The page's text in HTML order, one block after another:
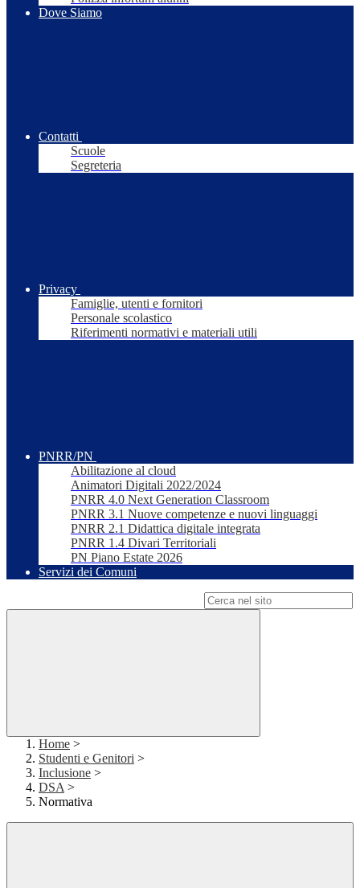
Dove Siamo
Contatti
Scuole
Segreteria
Privacy
Famiglie, utenti e fornitori
Personale scolastico
Riferimenti normativi e materiali utili
PNRR/PN
Abilitazione al cloud
Animatori Digitali 2022/2024
PNRR 4.0 Next Generation Classroom
PNRR 3.1 Nuove competenze e nuovi linguaggi
PNRR 2.1 Didattica digitale integrata
PNRR 1.4 Divari Territoriali
PN Piano Estate 2026
Servizi dei Comuni
Home >
Studenti e Genitori >
Inclusione >
DSA >
Normativa